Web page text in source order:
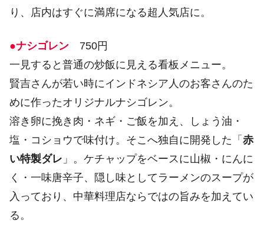
り、店内はすぐに満席になる超人気店に。
●ナシゴレン 750円
一見すると普通の炒飯に見える看板メニュー。
賢吉さんが若い時にインドネシア人のお客さんのた
めに作ったオリジナルナシゴレン。
溶き卵に挽き肉・ネギ・ご飯を加え、しょう油・
塩・コショウで味付け。そこへ独自に開発した「 赤
い特製ダレ 」。ケチャップをベースに山椒・にんに
く・一味唐辛子、隠し味としてラーメンのスープが
入っており、中華料理店ならではの旨みを加えてい
る。